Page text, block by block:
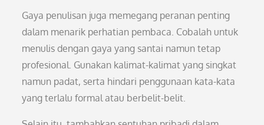
Gaya penulisan juga memegang peranan penting
dalam menarik perhatian pembaca. Cobalah untuk
menulis dengan gaya yang santai namun tetap
profesional. Gunakan kalimat-kalimat yang singkat
namun padat, serta hindari penggunaan kata-kata
yang terlalu formal atau berbelit-belit.